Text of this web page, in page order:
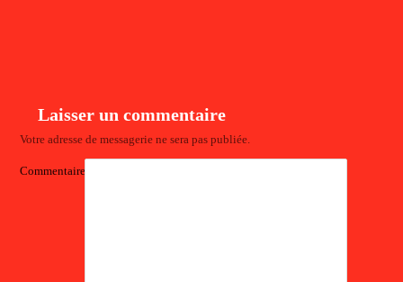
Laisser un commentaire
Votre adresse de messagerie ne sera pas publiée.
Commentaire